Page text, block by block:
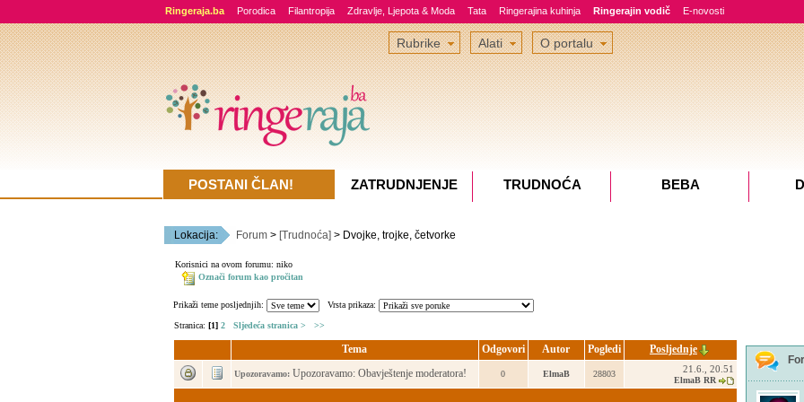
Ringeraja.ba Porodica Filantropija Zdravlje, Ljepota & Moda Tata Ringerajina kuhinja Ringerajin vodič E-novosti
Lokacija: Forum> [Trudnoća] > Dvojke, trojke, četvorke
Korisnici na ovom forumu: niko
Označi forum kao pročitan
Prikaži teme posljednjih: Vrsta prikaza:
Stranica: [1] 2 Sljedeća stranica > >>
Tema Odgovori Autor Pogledi Posljednje
Upozoravamo: Upozoravamo: Obavještenje moderatora! 0 ElmaB 28803 21.6., 20.51
ElmaB RR
Rubrike Alati O portalu
POSTANI ČLAN! ZATRUDNJENJE TRUDNOĆA BEBA